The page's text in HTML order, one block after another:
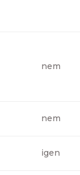
nem
nem
igen